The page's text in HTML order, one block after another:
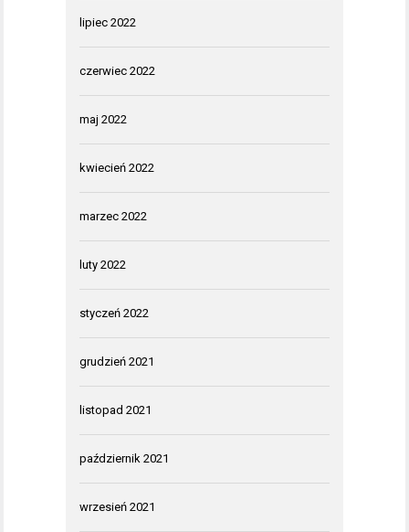
lipiec 2022
czerwiec 2022
maj 2022
kwiecień 2022
marzec 2022
luty 2022
styczeń 2022
grudzień 2021
listopad 2021
październik 2021
wrzesień 2021